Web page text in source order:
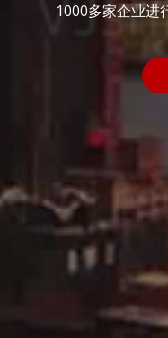
1000多家企业进